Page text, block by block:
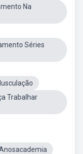
Na
Séries
Trabalhar